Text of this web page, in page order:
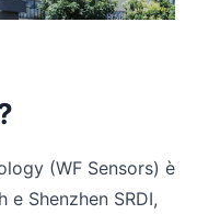
(WF Sensors) è
Shenzhen SRDI,